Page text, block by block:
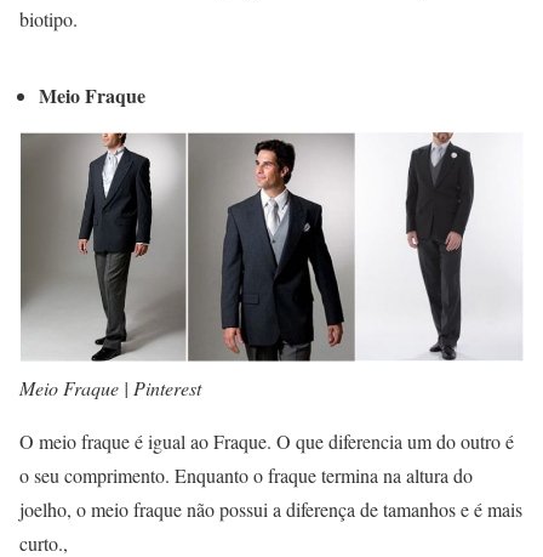
biotipo.
Meio Fraque
Meio Fraque | Pinterest
O meio fraque é igual ao Fraque. O que diferencia um do outro é
o seu comprimento. Enquanto o fraque termina na altura do
joelho, o meio fraque não possui a diferença de tamanhos e é mais
curto.,